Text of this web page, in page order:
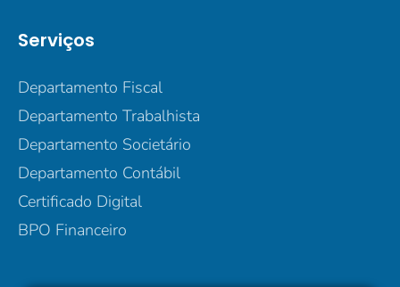
Serviços
Departamento Fiscal
Departamento Trabalhista
Departamento Societário
Departamento Contábil
Certificado Digital
BPO Financeiro